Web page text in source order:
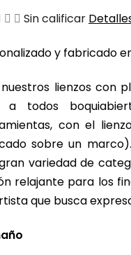
La
media
producto
es
de
0,0
sobre
5
estrellas.
Sin calificar
y fabricado
lienzos con
a todos
con el
sobre un
variedad de
relajante para los
que busca